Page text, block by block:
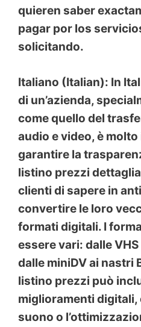
quieren saber
pagar por los
solicitando.
Italiano (Italian): In
di un’azienda,
come quello del
audio e video, è
garantire la
listino prezzi
clienti di sapere in
convertire le loro
formati digitali. I
essere vari: dalle
dalle miniDV ai nastri
listino prezzi può
miglioramenti digitali,
suono o